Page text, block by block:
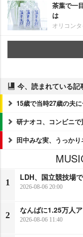
茶葉で一
は
オリコン
今、読まれている記
15歳で当時27歳の夫
研ナオコ、コンビニ
田中みな実、うっかり
1
LDH、国立競技場
2026-08-06 20:00
2
なんばに1.25万人
2026-08-06 11:40